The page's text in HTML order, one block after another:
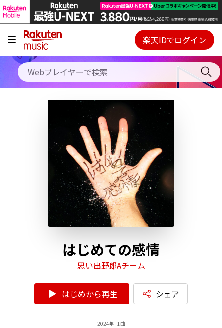
キャンペーン
料金プラン
使い方
初回30日間無料お試し
Webプレイヤー
ご契約内容の確認・変更
楽天IDでログイン
はじめての感情
思い出野郎Aチーム
はじめから再生 シェア
2024年 - 1曲